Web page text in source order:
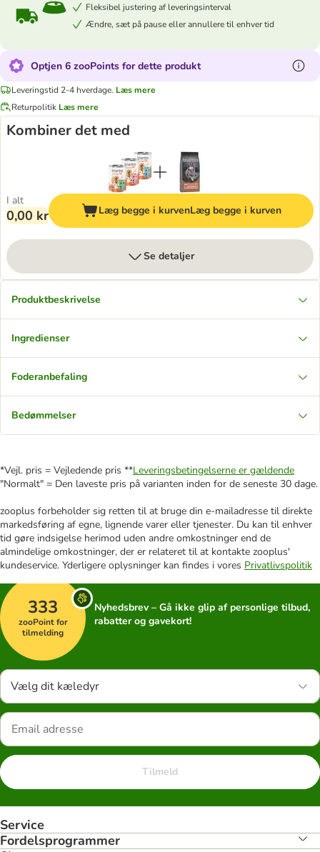
Fleksibel justering af leveringsinterval
Ændre, sæt på pause eller annullere til enhver tid
Optjen 6 zooPoints for dette produkt
Leveringstid 2-4 hverdage. Læs mere
Returpolitik Læs mere
Kombiner det med
I alt
0,00 kr Læg begge i kurvenLæg begge i kurven
Se detaljer
Produktbeskrivelse
Ingredienser
Foderanbefaling
Bedømmelser
*Vejl. pris = Vejledende pris **Leveringsbetingelserne er gældende
"Normalt" = Den laveste pris på varianten inden for de seneste 30 dage.
zooplus forbeholder sig retten til at bruge din e-mailadresse til direkte
markedsføring af egne, lignende varer eller tjenester. Du kan til enhver
tid gøre indsigelse herimod uden andre omkostninger end de
almindelige omkostninger, der er relateret til at kontakte zooplus'
kundeservice. Yderligere oplysninger kan findes i vores Privatlivspolitik
333
zooPoint for
tilmelding
Nyhedsbrev – Gå ikke glip af personlige tilbud,
rabatter og gavekort!
Vælg dit kæledyr
Tilmeld
Service
Fordelsprogrammer